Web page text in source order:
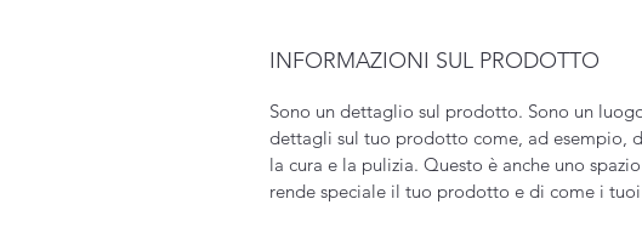
INFORMAZIONI SUL PRODOTTO
Sono un dettaglio sul prodotto. Sono un
dettagli sul tuo prodotto come, ad esempio,
la cura e la pulizia. Questo è anche uno
rende speciale il tuo prodotto e di come i